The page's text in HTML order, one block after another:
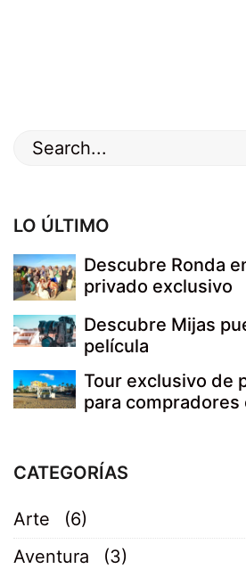
Buscar
por:
LO ÚLTIMO
Descubre Ronda
privado exclusivo
Descubre Mijas
película
Tour exclusivo de
para compradores
CATEGORÍAS
Arte
(6)
Aventura
(3)